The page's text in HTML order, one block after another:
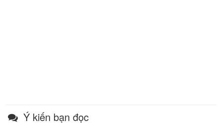
Ý kiến bạn đọc